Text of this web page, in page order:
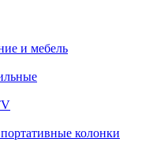
и мебель
колонки